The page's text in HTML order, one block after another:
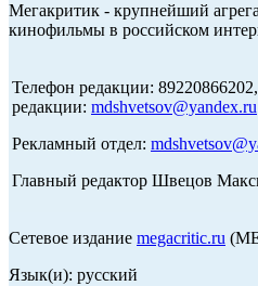
Мегакритик - крупнейший
кинофильмы в российском
Телефон редакции:
редакции: mdshvetsov@yandex.ru
Рекламный отдел:
Главный редактор Швецов
Сетевое издание megacritic.ru
Язык(и): русский